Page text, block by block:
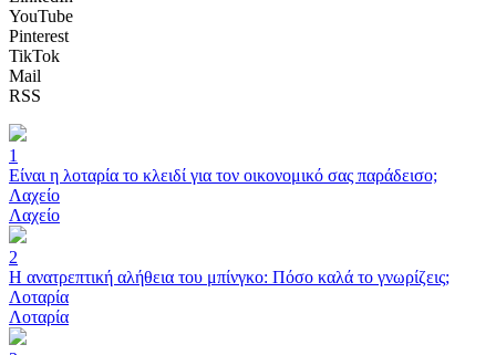
YouTube
Pinterest
TikTok
Mail
RSS
1
Είναι η λοταρία το κλειδί για τον οικονομικό σας παράδεισο;
Λαχείο
Λαχείο
2
Η ανατρεπτική αλήθεια του μπίνγκο: Πόσο καλά το γνωρίζεις;
Λοταρία
Λοταρία